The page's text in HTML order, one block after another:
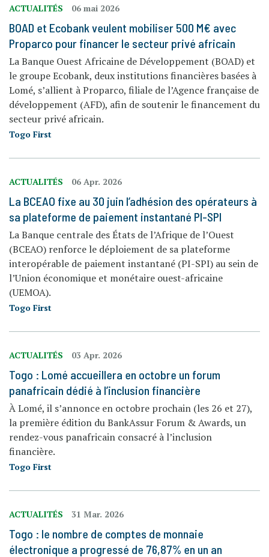
ACTUALITÉS 06 mai 2026
BOAD et Ecobank veulent mobiliser 500 M€ avec
Proparco pour financer le secteur privé africain
La Banque Ouest Africaine de Développement (BOAD) et
le groupe Ecobank, deux institutions financières basées à
Lomé, s’allient à Proparco, filiale de l’Agence française de
développement (AFD), afin de soutenir le financement du
secteur privé africain.
Togo First
ACTUALITÉS 06 Apr. 2026
La BCEAO fixe au 30 juin l’adhésion des opérateurs à
sa plateforme de paiement instantané PI-SPI
La Banque centrale des États de l’Afrique de l’Ouest
(BCEAO) renforce le déploiement de sa plateforme
interopérable de paiement instantané (PI-SPI) au sein de
l’Union économique et monétaire ouest-africaine
(UEMOA).
Togo First
ACTUALITÉS 03 Apr. 2026
Togo : Lomé accueillera en octobre un forum
panafricain dédié à l’inclusion financière
À Lomé, il s’annonce en octobre prochain (les 26 et 27),
la première édition du BankAssur Forum & Awards, un
rendez-vous panafricain consacré à l’inclusion
financière.
Togo First
ACTUALITÉS 31 Mar. 2026
Togo : le nombre de comptes de monnaie
électronique a progressé de 76,87% en un an